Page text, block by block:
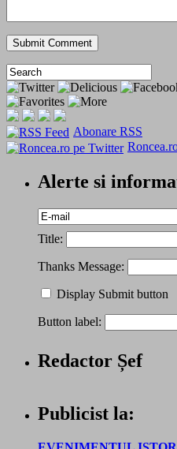
Abonare RSS
Alerte si
Title:
Thanks Message:
Display Submit button
Button label:
Redactor Șef
Publicist la: